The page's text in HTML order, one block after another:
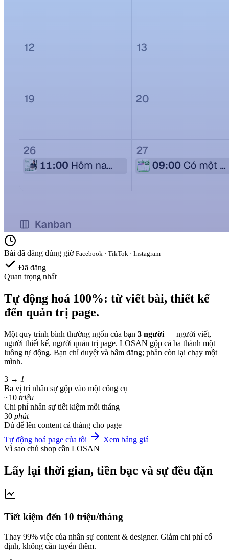
Bài đã đăng đúng giờ Facebook · TikTok · Instagram
Đã đăng
Quan trọng nhất
Tự động hoá 100%: từ viết bài, thiết kế
đến quản trị page.
Một quy trình bình thường ngốn của bạn 3 người — người viết,
người thiết kế, người quản trị page. LOSAN gộp cả ba thành một
luồng tự động. Bạn chỉ duyệt và bấm đăng; phần còn lại chạy một
mình.
3 → 1
Ba vị trí nhân sự gộp vào một công cụ
~10 triệu
Chi phí nhân sự tiết kiệm mỗi tháng
30 phút
Đủ để lên content cả tháng cho page
Tự động hoá page của tôi
Xem bảng giá
Vì sao chủ shop cần LOSAN
Lấy lại thời gian, tiền bạc và sự đều đặn
Tiết kiệm đến 10 triệu/tháng
Thay 99% việc của nhân sự content & designer. Giảm chi phí cố
định, không cần tuyển thêm.